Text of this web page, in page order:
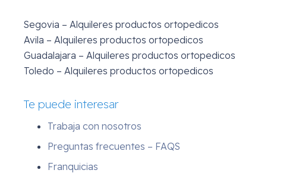
Segovia – Alquileres productos ortopedicos
Avila – Alquileres productos ortopedicos
Guadalajara – Alquileres productos ortopedicos
Toledo – Alquileres productos ortopedicos
Te puede interesar
Trabaja con nosotros
Preguntas frecuentes – FAQS
Franquicias